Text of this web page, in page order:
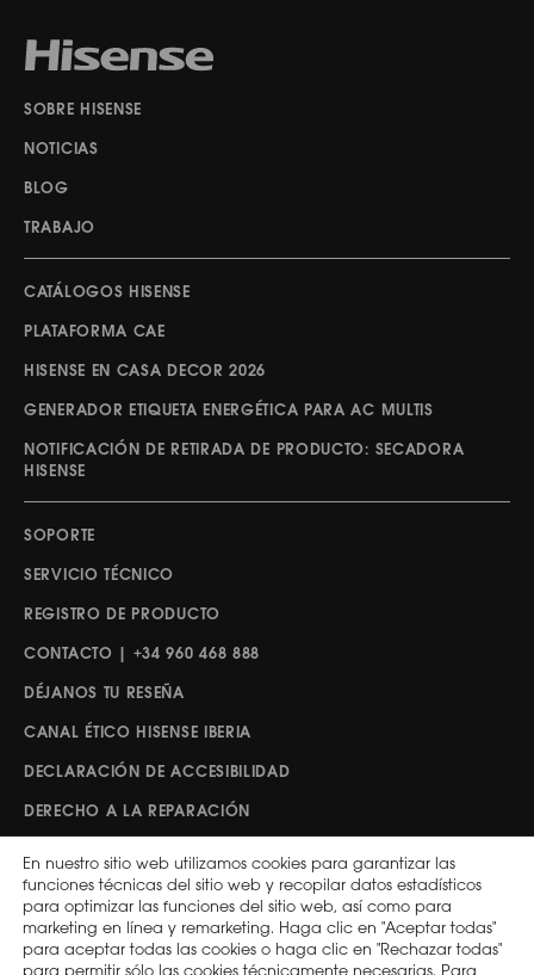
SOBRE HISENSE
NOTICIAS
BLOG
TRABAJO
CATÁLOGOS HISENSE
PLATAFORMA CAE
HISENSE EN CASA DECOR 2026
GENERADOR ETIQUETA ENERGÉTICA PARA AC MULTIS
NOTIFICACIÓN DE RETIRADA DE PRODUCTO: SECADORA
HISENSE
SOPORTE
SERVICIO TÉCNICO
REGISTRO DE PRODUCTO
CONTACTO | +34 960 468 888
DÉJANOS TU RESEÑA
CANAL ÉTICO HISENSE IBERIA
DECLARACIÓN DE ACCESIBILIDAD
DERECHO A LA REPARACIÓN
Síguenos
Hisense Global ESPAÑA
En nuestro sitio web utilizamos cookies para garantizar las
funciones técnicas del sitio web y recopilar datos estadísticos
para optimizar las funciones del sitio web, así como para
marketing en línea y remarketing. Haga clic en "Aceptar todas"
para aceptar todas las cookies o haga clic en "Rechazar todas"